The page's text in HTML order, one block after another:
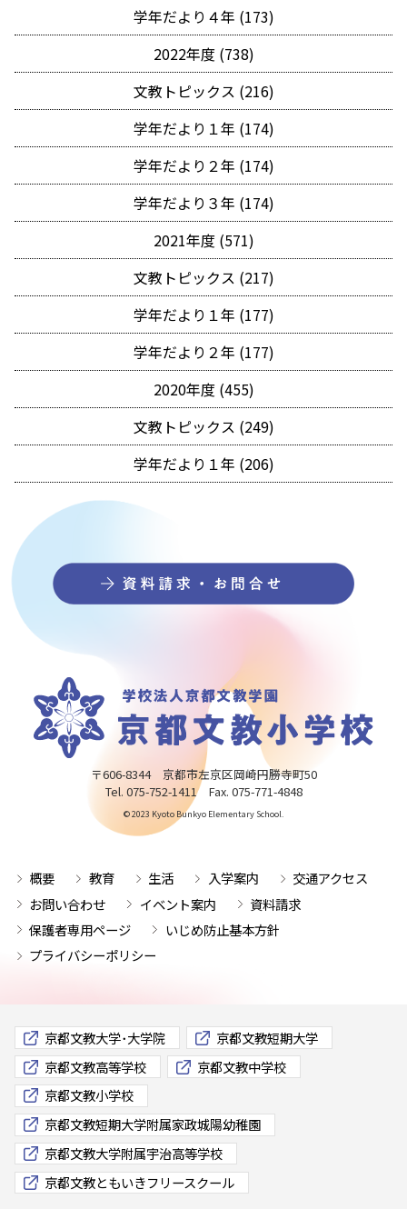
学年だより４年 (173)
2022年度 (738)
文教トピックス (216)
学年だより１年 (174)
学年だより２年 (174)
学年だより３年 (174)
2021年度 (571)
文教トピックス (217)
学年だより１年 (177)
学年だより２年 (177)
2020年度 (455)
文教トピックス (249)
学年だより１年 (206)
〒606-8344 京都市左京区岡崎円勝寺町50
Tel. 075-752-1411 Fax. 075-771-4848
© 2023 Kyoto Bunkyo Elementary School.
概要 教育 生活 入学案内
交通アクセス
お問い合わせ
イベント案内
資料請求
保護者専用ページ
いじめ防止基本方針
プライバシーポリシー
京都文教大学･大学院
京都文教短期大学
京都文教高等学校
京都文教中学校
京都文教小学校
京都文教短期大学附属家政城陽幼稚園
京都文教大学附属宇治高等学校
京都文教ともいきフリースクール